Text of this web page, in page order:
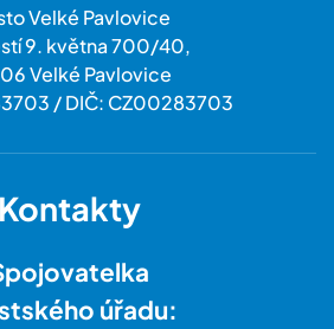
Velké Pavlovice
9. května 700/40,
Velké Pavlovice
/ DIČ: CZ00283703
Kontakty
úřadu: